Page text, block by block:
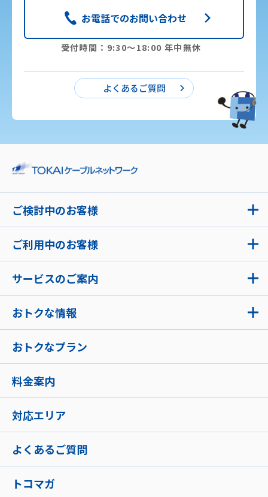
お電話でのお問い合わせ
受付時間：9:30〜18:00 年中無休
よくあるご質問
ご検討中のお客様
ご利用中のお客様
サービスのご案内
おトクな情報
おトクなプラン
料金案内
対応エリア
よくあるご質問
トコマガ